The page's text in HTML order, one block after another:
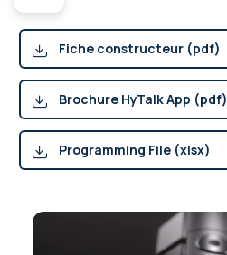
Fiche constructeur (pdf)
Brochure HyTalk App (pdf)
Programming File (xlsx)